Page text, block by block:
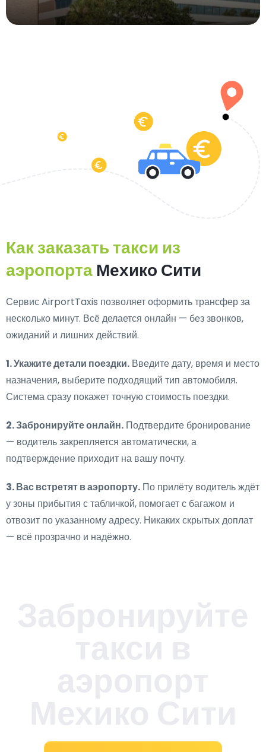
Как заказать такси из
аэропортаМехико Сити
Сервис AirportTaxis позволяет оформить трансфер за
несколько минут. Всё делается онлайн — без звонков,
ожиданий и лишних действий.
1. Укажите детали поездки. Введите дату, время и место
назначения, выберите подходящий тип автомобиля.
Система сразу покажет точную стоимость поездки.
2. Забронируйте онлайн. Подтвердите бронирование
— водитель закрепляется автоматически, а
подтверждение приходит на вашу почту.
3. Вас встретят в аэропорту. По прилёту водитель ждёт
у зоны прибытия с табличкой, помогает с багажом и
отвозит по указанному адресу. Никаких скрытых доплат
— всё прозрачно и надёжно.